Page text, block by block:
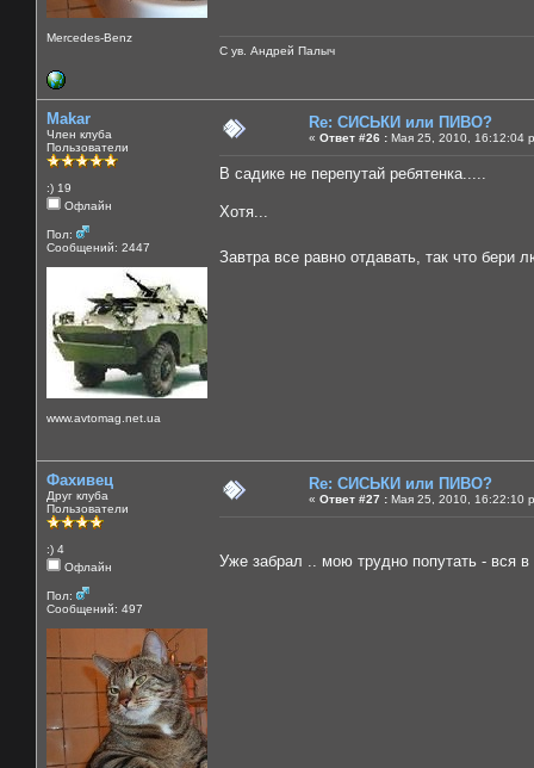
Mercedes-Benz
С ув. Андрей Палыч
Makar
Член клуба
Пользователи
:) 19
Офлайн
Пол:
Сообщений: 2447
www.avtomag.net.ua
Re: СИСЬКИ или ПИВО?
« Ответ #26 : Мая 25, 2010, 16:12:04
В садике не перепутай ребятенка.....
Хотя...
Завтра все равно отдавать, так что бери
Фахивец
Друг клуба
Пользователи
:) 4
Офлайн
Пол:
Сообщений: 497
Re: СИСЬКИ или ПИВО?
« Ответ #27 : Мая 25, 2010, 16:22:10
Уже забрал .. мою трудно попутать - вся